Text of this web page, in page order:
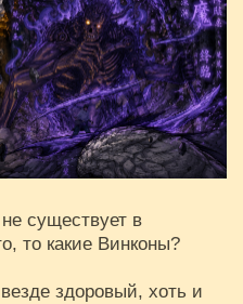
существует в
то какие Винконы?
здоровый, хоть и